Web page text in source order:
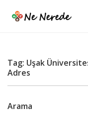
Tag: Uşak
Adres
Arama